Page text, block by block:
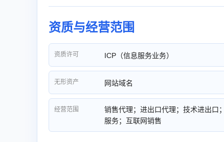
资质与经营范围
资质许可 ICP（信息服务业务）
无形资产 网站域名
经营范围
销售代理；进出口代理；技术进出口
服务；互联网销售